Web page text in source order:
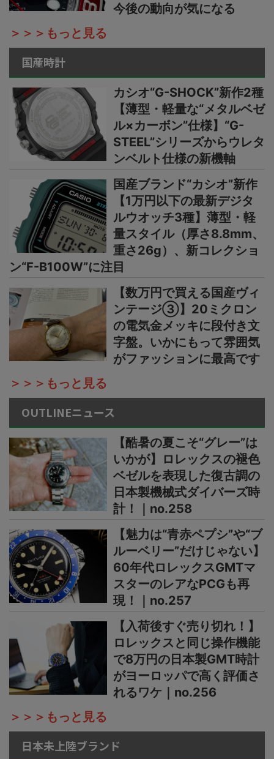
今後の動向が気になる
＞＞＞もっと見る
国産時計
カシオ“G-SHOCK”新作2種
【薄型・軽量な“メタルベゼ
ル×カーボン”仕様】“G-
STEEL”シリーズからウレタ
ンベルト仕様の新機軸
国産ブランド“カシオ”新作
【1万円以下の最新デジタ
ルウオッチ3種】薄型・軽
量スタイル（厚さ8.8mm、
重さ26g）、新コレクショ
ン“F-B100W”に注目
【数万円で買える国産ヴィ
ンテージ③】20ミクロン
の電気金メッキに段付き文
字盤。いかにもって雰囲気
がファッションに最高です
＞＞＞もっと見る
OUTLINEニュース
【酷暑の夏こそ“グレー”は
いかが】ロレックスの褪色
ベゼルを表現した復古調の
日本製機械式ダイバーズ時
計！｜no.258
【魅力は“青赤ペプシ”や“ブ
ルーベリー”だけじゃない】
60年代ロレックスGMTマ
スターのレアなPCGも再
現！｜no.257
【入荷後すぐ売り切れ！】
ロレックスと同じ操作機能
で8万円の日本製GMT時計
がヨーロッパで高く評価さ
れるワケ｜no.256
＞＞＞もっと見る
日本未上陸ブランド